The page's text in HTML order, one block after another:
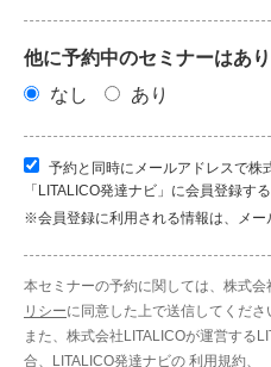
他に予約中のセミナーはあ
なし あり
予約と同時にメールアドレスで株
「LITALICO発達ナビ」に会員登録する
※会員登録に利用される情報は、メー
本セミナーの予約に関しては、株式会
リシーに同意した上で送信してくださ
また、株式会社LITALICOが運営する
合、LITALICO発達ナビの 利用規約、